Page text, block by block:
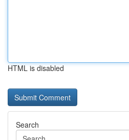
HTML is disabled
Search